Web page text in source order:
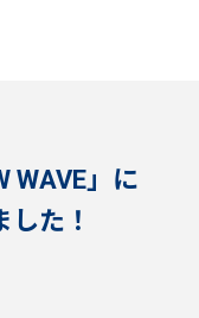
WAVE」に
た！